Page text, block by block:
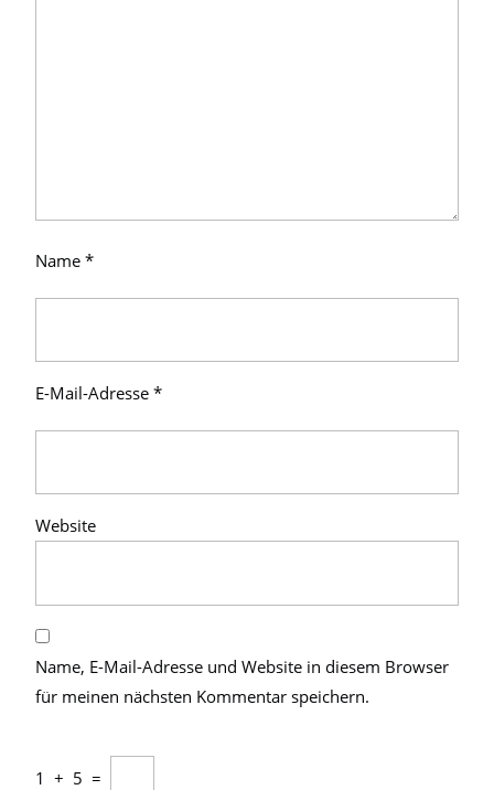
Name *
E-Mail-Adresse *
Website
Name, E-Mail-Adresse und Website in diesem Browser
für meinen nächsten Kommentar speichern.
1 + 5 =